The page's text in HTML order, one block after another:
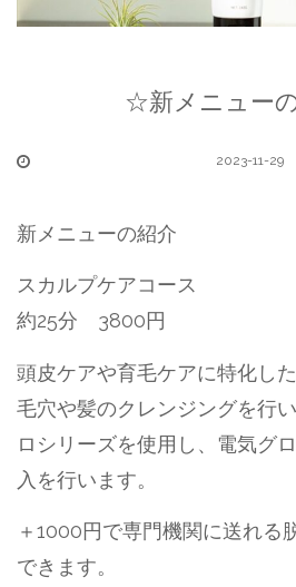
☆新メニュー
2023-11-29
新メニューの紹介
スカルプケアコース
約25分 3800円
頭皮ケアや育毛ケアに特化した
毛穴や髪のクレンジングを行
ロシリーズを使用し、電気グ
入を行います。
＋1000円で専門機関に送れる
できます。